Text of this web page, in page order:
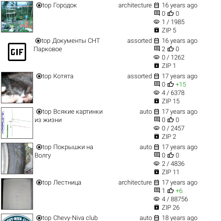
top Городок architecture  16 years ago
 0  0
visibility 1 / 1985
 ZIP 5
gif_box top Документы СНТ
Парковое
assorted  16 years ago
 2  0
visibility 0 / 1262
 ZIP 1
top Котята assorted  17 years ago
 0  +15
visibility 4 / 6378
 ZIP 15
top Всякие картинки
из жизни
auto  17 years ago
 0  0
visibility 0 / 2457
 ZIP 2
top Покрышки на
Волгу
auto  17 years ago
 0  0
visibility 2 / 4836
 ZIP 11
top Лестница architecture  17 years ago
 1  +6
visibility 4 / 88756
 ZIP 26
top Chevy-Niva club auto  18 years ago